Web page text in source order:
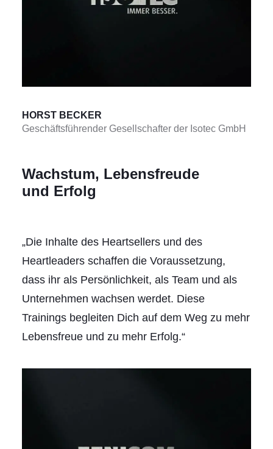
HORST BECKER
Geschäftsführender Gesellschafter der Isotec GmbH
Wachstum, Lebensfreude
und Erfolg
„Die Inhalte des Heartsellers und des
Heartleaders schaffen die Voraussetzung,
dass ihr als Persönlichkeit, als Team und als
Unternehmen wachsen werdet. Diese
Trainings begleiten Dich auf dem Weg zu mehr
Lebensfreue und zu mehr Erfolg.“